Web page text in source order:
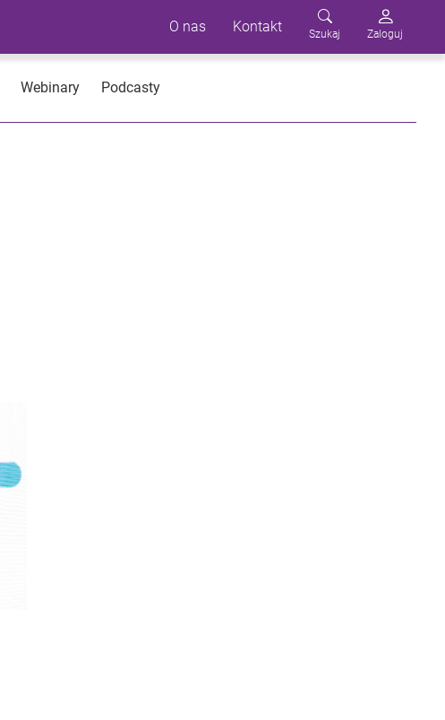
O nas Kontakt Szukaj Zaloguj
Webinary Podcasty